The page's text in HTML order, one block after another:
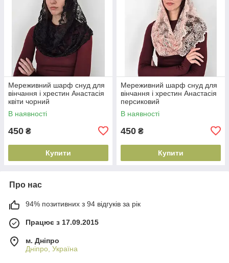
Мереживний шарф снуд для
вінчання і хрестин Анастасія
квіти чорний
В наявності
450 ₴
Купити
Мереживний шарф снуд для
вінчання і хрестин Анастасія
персиковий
В наявності
450 ₴
Купити
Про нас
94% позитивних з 94 відгуків за рік
Працює з 17.09.2015
м. Дніпро
Дніпро, Україна